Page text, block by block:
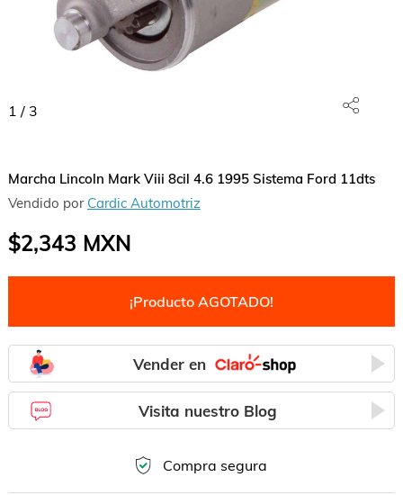
1 / 3
Marcha Lincoln Mark Viii 8cil 4.6 1995 Sistema Ford 11dts
Vendido por Cardic Automotriz
$2,343 MXN
¡Producto AGOTADO!
Vender en
Visita nuestro Blog
Compra segura